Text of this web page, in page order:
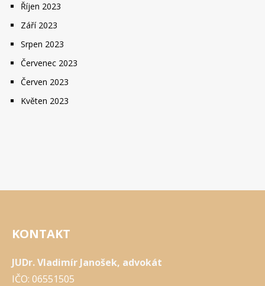
Říjen 2023
Září 2023
Srpen 2023
Červenec 2023
Červen 2023
Květen 2023
KONTAKT
JUDr. Vladimír Janošek, advokát
IČO: 06551505